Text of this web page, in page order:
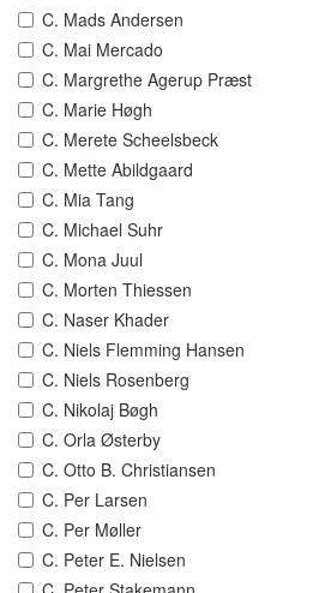
C. Mads Andersen
C. Mai Mercado
C. Margrethe Agerup Præst
C. Marie Høgh
C. Merete Scheelsbeck
C. Mette Abildgaard
C. Mia Tang
C. Michael Suhr
C. Mona Juul
C. Morten Thiessen
C. Naser Khader
C. Niels Flemming Hansen
C. Niels Rosenberg
C. Nikolaj Bøgh
C. Orla Østerby
C. Otto B. Christiansen
C. Per Larsen
C. Per Møller
C. Peter E. Nielsen